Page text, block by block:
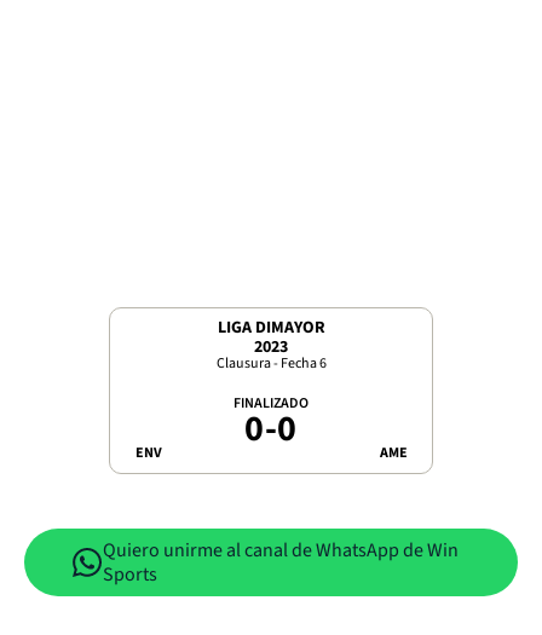
LIGA DIMAYOR
2023
Clausura - Fecha 6
ENV
FINALIZADO
0-0 AME
Quiero unirme al canal de WhatsApp de Win
Sports